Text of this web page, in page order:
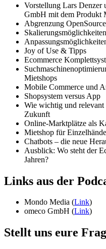
Vorstellung Lars Denzer
GmbH mit dem Produkt
Abgrenzung
Joy of Use & Tipps
Ecommerce
Mietshops
Mobile Commerce und
Shopsystem versus App
Wie wichtig und
Zukunft
Online-Marktplätze als
Mietshop für
Chatbots – die neue
Ausblick: Wo steht der
Jahren?
Links aus der
Mondo Media (Link)
omeco GmbH (Link)
Stellt uns eure